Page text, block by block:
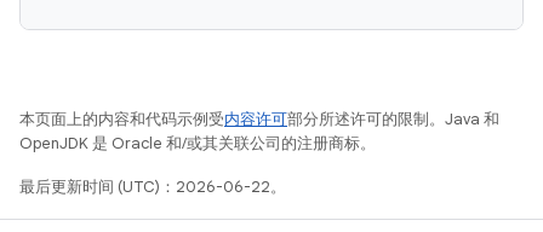
本页面上的内容和代码示例受内容许可部分所述许可的限制。Java 和
OpenJDK 是 Oracle 和/或其关联公司的注册商标。
最后更新时间 (UTC)：2026-06-22。